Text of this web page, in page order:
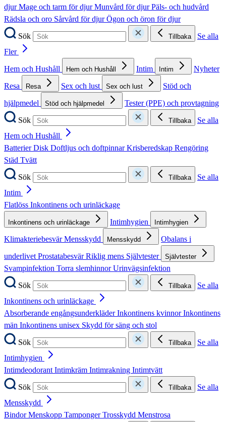
djurMage och tarm för djurMunvård för djurPäls- och hudvård
Rädsla och oro Sårvård för djurÖgon och öron för djur
Sök
Tillbaka
Se alla
Fler
Hem och Hushåll
Hem och Hushåll Intim Intim
Nyheter
Resa
Resa Sex och lust Sex och lust
Stöd och
hjälpmedel
Stöd och hjälpmedel
Tester (PPE) och provtagning
Sök
Tillbaka
Se alla
Hem och Hushåll
BatterierDisk Doftljus och doftpinnarKrisberedskap Rengöring
Städ Tvätt
Sök
Tillbaka
Se alla
Intim
Flatlöss Inkontinens och urinläckage
Inkontinens och urinläckage Intimhygien Intimhygien
KlimakteriebesvärMensskydd Mensskydd
Obalans i
underlivetProstatabesvärRiklig mens Självtester Självtester
Svampinfektion Torra slemhinnorUrinvägsinfektion
Sök
Tillbaka
Se alla
Inkontinens och urinläckage
Absorberande engångsunderkläderInkontinens kvinnorInkontinens
män Inkontinens unisex Skydd för säng och stol
Sök
Tillbaka
Se alla
Intimhygien
IntimdeodorantIntimkräm Intimrakning Intimtvätt
Sök
Tillbaka
Se alla
Mensskydd
BindorMenskopp TampongerTrosskydd Menstrosa